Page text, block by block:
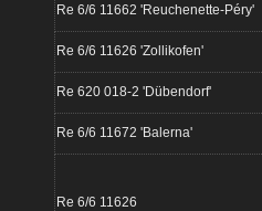
Re 6/6 11662 'Reuchenette-Péry'
Re 6/6 11626 'Zollikofen'
Re 620 018-2 'Dübendorf'
Re 6/6 11672 'Balerna'
Re 6/6 11626